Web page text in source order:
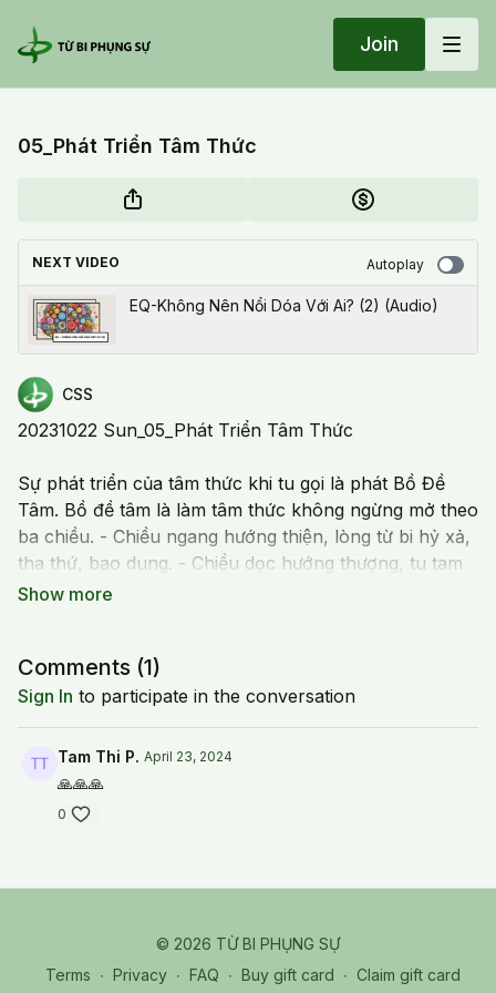
Join
05_Phát Triển Tâm Thức
NEXT VIDEO Autoplay
EQ-Không Nên Nổi Dóa Với Ai? (2) (Audio)
CSS
20231022 Sun_05_Phát Triển Tâm Thức
Sự phát triển của tâm thức khi tu gọi là phát Bồ Đề
Tâm. Bồ đề tâm là làm tâm thức không ngừng mở theo
ba chiều. - Chiều ngang hướng thiện, lòng từ bi hỷ xả,
tha thứ, bao dung. - Chiều dọc hướng thượng, tu tam
muội. - Chiều xoắn phương tiện thiện xảo và làm chiều
Comments (1)
Sign In to participate in the conversation
Tam Thi P. April 23, 2024
🙏🙏🙏
0
© 2026 TỪ BI PHỤNG SỰ
Terms ∙ Privacy ∙ FAQ ∙ Buy gift card ∙ Claim gift card